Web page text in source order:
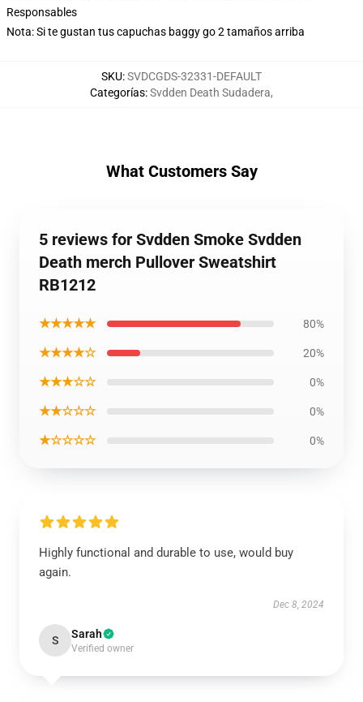
Responsables
Nota: Si te gustan tus capuchas baggy go 2 tamaños arriba
SKU:SVDCGDS-32331-DEFAULT
Categorías:Svdden Death Sudadera,
What Customers Say
5 reviews for Svdden Smoke Svdden
Death merch Pullover Sweatshirt
RB1212
★★★★★ 80%
★★★★☆ 20%
★★★☆☆ 0%
★★☆☆☆ 0%
★☆☆☆☆ 0%
Highly functional and durable to use, would buy
again.
Dec 8, 2024
S Sarah
Verified owner